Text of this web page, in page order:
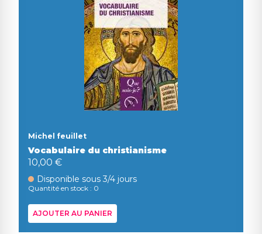
Michel feuillet
Vocabulaire du christianisme
10,00 €
Disponible sous 3/4 jours
Quantité en stock : 0
AJOUTER AU PANIER